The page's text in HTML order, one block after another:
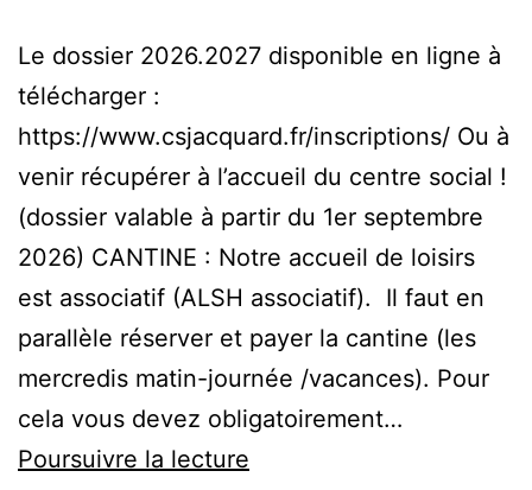
Le dossier 2026.2027 disponible en ligne à
télécharger :
https://www.csjacquard.fr/inscriptions/ Ou à
venir récupérer à l’accueil du centre social !
(dossier valable à partir du 1er septembre
2026) CANTINE : Notre accueil de loisirs
est associatif (ALSH associatif). Il faut en
parallèle réserver et payer la cantine (les
mercredis matin-journée /vacances). Pour
cela vous devez obligatoirement…
Poursuivre la lecture